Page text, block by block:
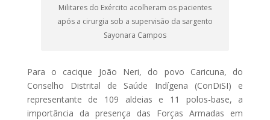
Militares do Exército acolheram os pacientes
após a cirurgia sob a supervisão da sargento
Sayonara Campos
Para o cacique João Neri, do povo Caricuna, do
Conselho Distrital de Saúde Indígena (ConDiSI) e
representante de 109 aldeias e 11 polos-base, a
importância da presença das Forças Armadas em